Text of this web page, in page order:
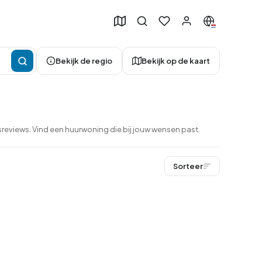
Bekijk de regio Bekijk op de kaart
Vind een huurwoning die bij jouw wensen past.
Sorteer